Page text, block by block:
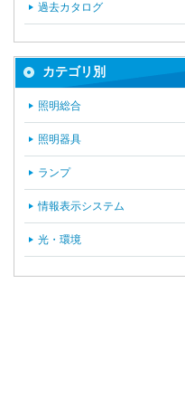
過去カタログ
カテゴリ別
照明総合
照明器具
ランプ
情報表示システム
光・環境